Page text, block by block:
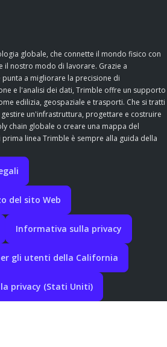
globale, che connette il mondo fisico con
nostro modo di lavorare. Grazie a
punta a migliorare la precisione di
e l'analisi dei dati, Trimble offre un supporto
edilizia, geospaziale e trasporti. Che si tratti
un'infrastruttura, progettare e costruire
chain globale o creare una mappa del
linea Trimble è sempre alla guida della
del sito Web
Informativa sulla privacy
gli utenti della California
privacy (Stati Uniti)